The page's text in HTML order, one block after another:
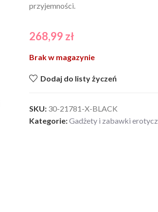
przyjemności.
268,99 zł
Brak w magazynie
Dodaj do listy życzeń
SKU: 30-21781-X-BLACK
Kategorie:Gadżety i zabawki